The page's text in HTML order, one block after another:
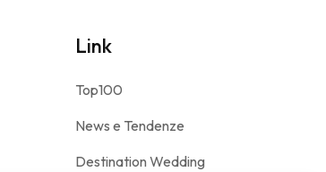
Link
Top100
News e Tendenze
Destination Wedding